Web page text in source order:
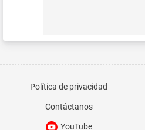
Política de privacidad
Contáctanos
YouTube